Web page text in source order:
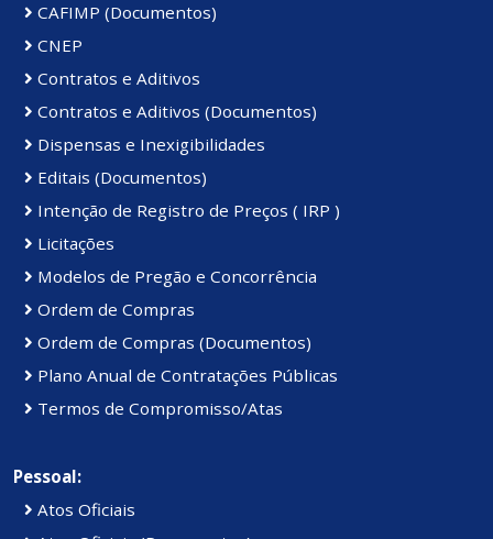
CAFIMP (Documentos)
CNEP
Contratos e Aditivos
Contratos e Aditivos (Documentos)
Dispensas e Inexigibilidades
Editais (Documentos)
Intenção de Registro de Preços ( IRP )
Licitações
Modelos de Pregão e Concorrência
Ordem de Compras
Ordem de Compras (Documentos)
Plano Anual de Contratações Públicas
Termos de Compromisso/Atas
Pessoal:
Atos Oficiais